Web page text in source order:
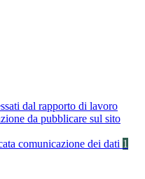
dal rapporto di lavoro
da pubblicare sul sito
comunicazione dei dati 1